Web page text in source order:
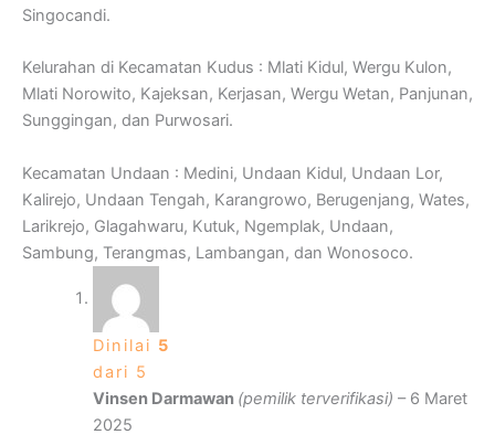
Singocandi.
Kelurahan di Kecamatan Kudus : Mlati Kidul, Wergu Kulon,
Mlati Norowito, Kajeksan, Kerjasan, Wergu Wetan, Panjunan,
Sunggingan, dan Purwosari.
Kecamatan Undaan : Medini, Undaan Kidul, Undaan Lor,
Kalirejo, Undaan Tengah, Karangrowo, Berugenjang, Wates,
Larikrejo, Glagahwaru, Kutuk, Ngemplak, Undaan,
Sambung, Terangmas, Lambangan, dan Wonosoco.
Dinilai 5
dari 5
Vinsen Darmawan (pemilik terverifikasi) – 6 Maret
2025